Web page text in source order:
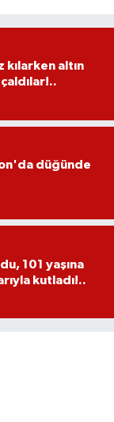
kılarken altın
çaldılar!..
düğünde
101 yaşına
kutladı!..